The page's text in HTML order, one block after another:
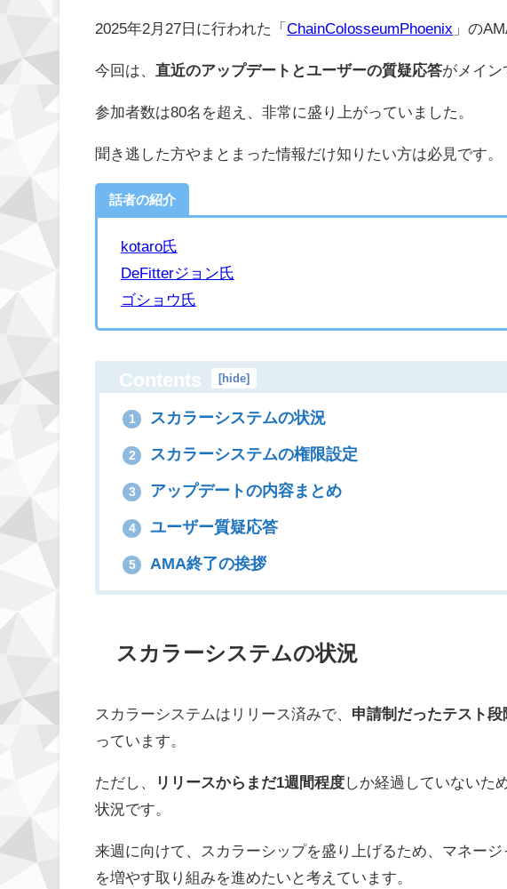
2025年2月27日に行われた「ChainColosseumPhoenix 」の
今回は、直近のアップデートとユーザーの質疑応答がメイン
参加者数は80名を超え、非常に盛り上がっていました。
聞き逃した方やまとまった情報だけ知りたい方は必見です。
話者の紹介
kotaro氏
DeFitterジョン氏
ゴショウ氏
Contents [hide]
1 スカラーシステムの状況
2 スカラーシステムの権限設定
3 アップデートの内容まとめ
4 ユーザー質疑応答
5 AMA終了の挨拶
スカラーシステムの状況
スカラーシステムはリリース済みで、 申請制だったテスト
っています。
ただし、 リリースからまだ1週間程度しか経過していないた
状況です。
来週に向けて、スカラーシップを盛り上げるため、マネー
を増やす取り組みを進めたいと考えています。